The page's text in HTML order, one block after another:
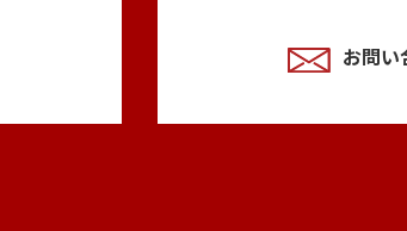
お問い